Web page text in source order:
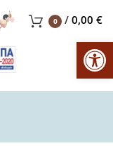
0 / 0,00 €